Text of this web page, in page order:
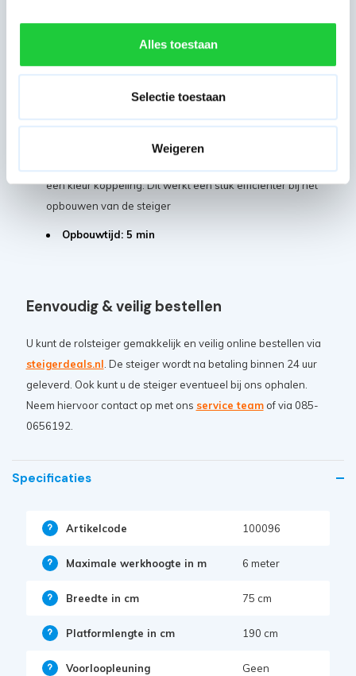
Alles toestaan
Selectie toestaan
Weigeren
Alle steigeronderdelen zijn later ook los na te
bestellen voor eventuele uitbreiding
Het platform heeft een maximaal draagvermogen van
Deze steiger is uit te breiden met devoorloopleuning
. Verplicht bij professioneel gebruik - norm 2018
een kleur koppeling. Dit werkt een stuk efficiënter bij het
opbouwen van de steiger
Opbouwtijd: 5 min
Eenvoudig & veilig bestellen
U kunt de rolsteiger gemakkelijk en veilig online bestellen via
steigerdeals.nl . De steiger wordt na betaling binnen 24 uur
geleverd. Ook kunt u de steiger eventueel bij ons ophalen.
Neem hiervoor contact op met ons service teamof via 085-
0656192.
Specificaties
Artikelcode 100096
Maximale werkhoogte in m 6 meter
Breedte in cm 75 cm
Platformlengte in cm 190 cm
Voorloopleuning Geen